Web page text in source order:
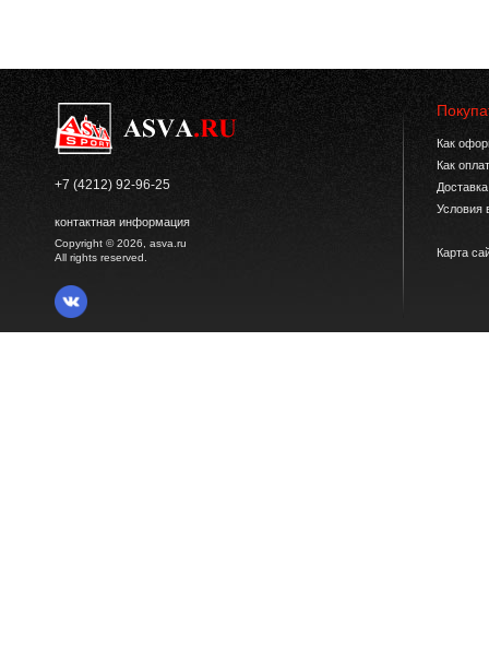
+7 (4212) 92-96-25
контактная информация
Copyright © 2026, asva.ru
All rights reserved.
Как
Как
Условия
Карта